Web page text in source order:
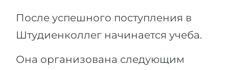
После успешного поступления в
Штудиенколлег начинается учеба.
Она организована следующим